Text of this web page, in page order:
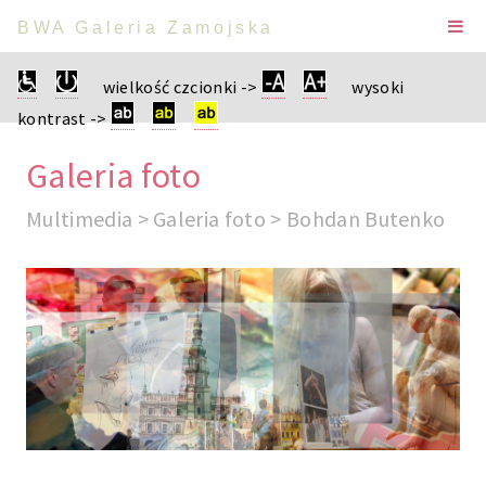
BWA Galeria Zamojska
wielkość czcionki ->
wysoki
kontrast ->
Galeria foto
Multimedia > Galeria foto > Bohdan Butenko